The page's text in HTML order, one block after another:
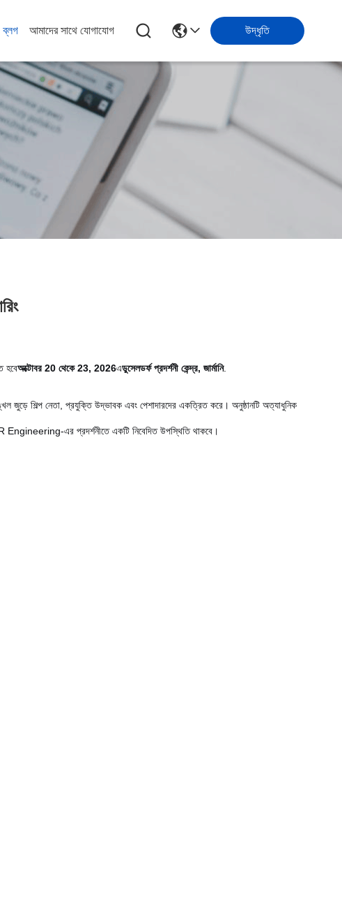
ব্লগ আমাদের সাথে যোগাযোগ উদ্ধৃতি
হবেঅক্টোবর 20 থেকে 23, 2026এডুসেলডর্ফ প্রদর্শনী কেন্দ্র, জার্মানি.
জুড়ে শিল্প নেতা, প্রযুক্তি উদ্ভাবক এবং পেশাদারদের একত্রিত করে। অনুষ্ঠানটি অত্যাধুনিক
Engineering-এর প্রদর্শনীতে একটি নিবেদিত উপস্থিতি থাকবে।